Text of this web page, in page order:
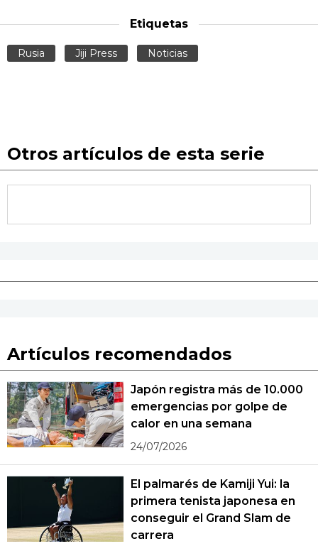
Etiquetas
Rusia Jiji Press Noticias
Otros artículos de esta serie
Artículos recomendados
Japón registra más de 10.000
emergencias por golpe de
calor en una semana
24/07/2026
El palmarés de Kamiji Yui: la
primera tenista japonesa en
conseguir el Grand Slam de
carrera